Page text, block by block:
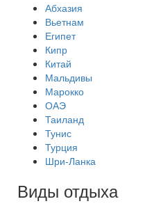
Абхазия
Вьетнам
Египет
Кипр
Китай
Мальдивы
Марокко
ОАЭ
Таиланд
Тунис
Турция
Шри-Ланка
Виды отдыха